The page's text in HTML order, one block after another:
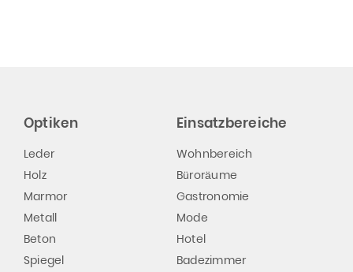
Optiken
Leder
Holz
Marmor
Metall
Beton
Spiegel
Einsatzbereiche
Wohnbereich
Büroräume
Gastronomie
Mode
Hotel
Badezimmer